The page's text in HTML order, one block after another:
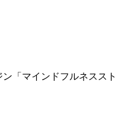
「マインドフルネススト